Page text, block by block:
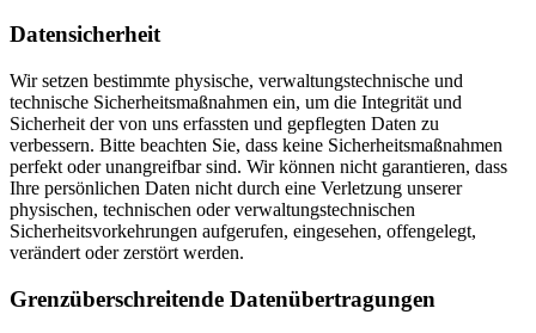
Datensicherheit
Wir setzen bestimmte physische, verwaltungstechnische und
technische Sicherheitsmaßnahmen ein, um die Integrität und
Sicherheit der von uns erfassten und gepflegten Daten zu
verbessern. Bitte beachten Sie, dass keine Sicherheitsmaßnahmen
perfekt oder unangreifbar sind. Wir können nicht garantieren, dass
Ihre persönlichen Daten nicht durch eine Verletzung unserer
physischen, technischen oder verwaltungstechnischen
Sicherheitsvorkehrungen aufgerufen, eingesehen, offengelegt,
verändert oder zerstört werden.
Grenzüberschreitende Datenübertragungen